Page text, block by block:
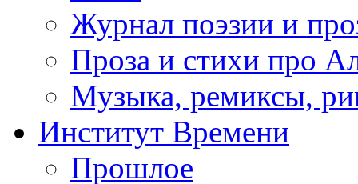
Журнал поэзии и
Проза и стихи про
Музыка, ремиксы,
Институт Времени
Прошлое